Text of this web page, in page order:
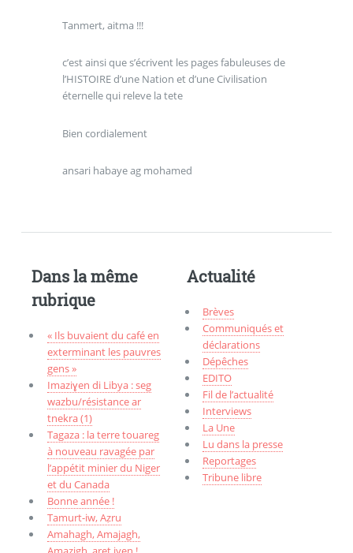
Tanmert, aitma !!!
c’est ainsi que s’écrivent les pages fabuleuses de
l’HISTOIRE d’une Nation et d’une Civilisation
éternelle qui releve la tete
Bien cordialement
ansari habaye ag mohamed
Dans la même
rubrique
« Ils buvaient du café en
exterminant les pauvres
gens »
Imaziɣen di Libya : seg
wazbu/résistance ar
tnekra (1)
Tagaza : la terre touareg
à nouveau ravagée par
l’appétit minier du Niger
et du Canada
Bonne année !
Tamurt-iw, Aẓru
Amahagh, Amajagh,
Actualité
Brèves
Communiqués et
déclarations
Dépêches
EDITO
Fil de l’actualité
Interviews
La Une
Lu dans la presse
Reportages
Tribune libre